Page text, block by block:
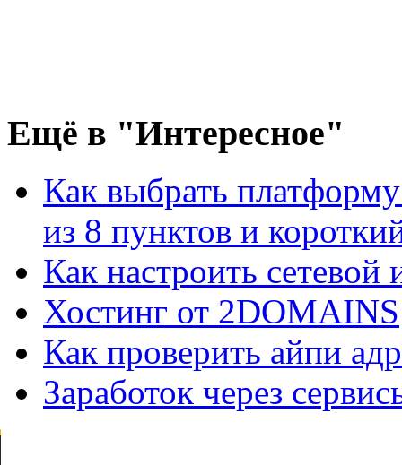
Ещё в "Интересное"
Как выбрать
из 8 пунктов и
Как настроить
Хостинг от 2DOMAINS
Как проверить айпи
Заработок через